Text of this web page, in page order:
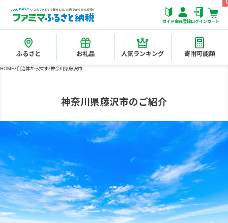
ガイド会員登録ログインカート
ふるさと お礼品 人気ランキング 寄附可能額
HOME 自治体から探す 神奈川県藤沢市
神奈川県藤沢市のご紹介